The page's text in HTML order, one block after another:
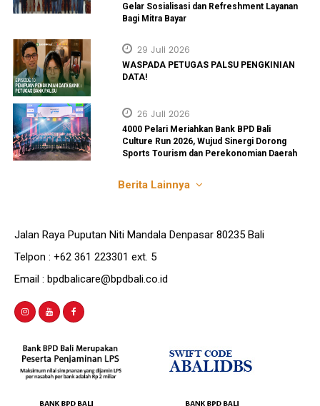
Gelar Sosialisasi dan Refreshment Layanan
Bagi Mitra Bayar
29 Juli 2026
WASPADA PETUGAS PALSU PENGKINIAN
DATA!
26 Juli 2026
4000 Pelari Meriahkan Bank BPD Bali
Culture Run 2026, Wujud Sinergi Dorong
Sports Tourism dan Perekonomian Daerah
Berita Lainnya
Jalan Raya Puputan Niti Mandala Denpasar 80235 Bali
Telpon : +62 361 223301 ext. 5
Email : bpdbalicare@bpdbali.co.id